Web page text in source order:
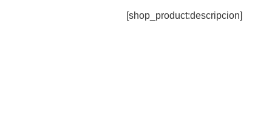
[shop_product:descripcion]